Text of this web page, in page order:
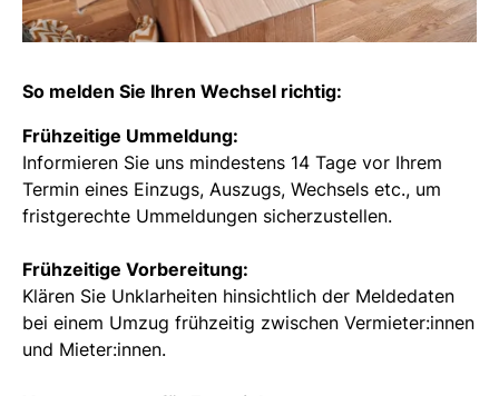
So melden Sie Ihren Wechsel richtig:
Frühzeitige Ummeldung:
Informieren Sie uns mindestens 14 Tage vor Ihrem
Termin eines Einzugs, Auszugs, Wechsels etc., um
fristgerechte Ummeldungen sicherzustellen.
Frühzeitige Vorbereitung:
Klären Sie Unklarheiten hinsichtlich der Meldedaten
bei einem Umzug frühzeitig zwischen Vermieter:innen
und Mieter:innen.